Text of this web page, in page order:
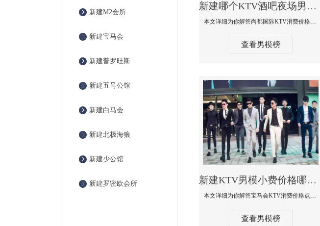
新建M2会所
新建宝马会
新建普罗旺斯
新建五号公馆
新建白马会
新建北极海狼
新建少公馆
新建罗密欧会所
新建哪个KTV酒吧夜场男模公关型男最帅-尚都国际KTV消费价格点评
本文详细为你解答尚都国际KTV消费价格点评，更多关于哪个KTV酒吧夜场男模公关型男最帅免费咨询150 99997335微信同步
查看男模榜
新建KTV男模小费价格哪家便宜-宝马会KTV消费口碑点评
本文详细为你解答宝马会KTV消费价格点评，更多关于KTV男模小费价格哪家便宜免费咨询150 99997335微信同步！
查看男模榜